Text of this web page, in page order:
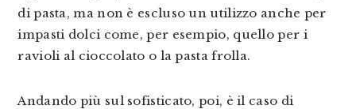
di pasta, ma non è escluso un utilizzo anche per
impasti dolci come, per esempio, quello per i
ravioli al cioccolato o la pasta frolla.
Andando più sul sofisticato, poi, è il caso di